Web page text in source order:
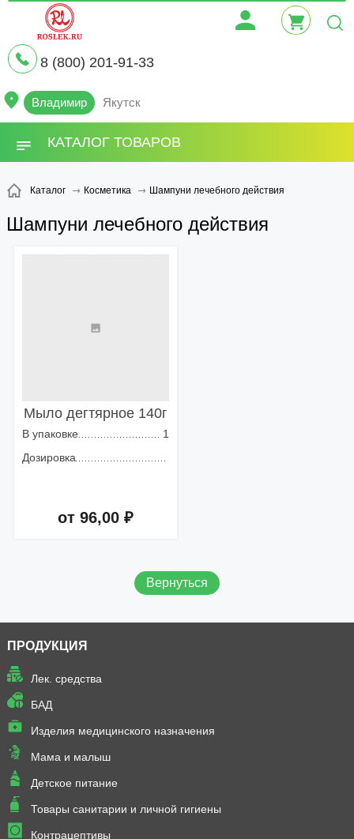
8 (800) 201-91-33
Владимир Якутск
КАТАЛОГ ТОВАРОВ
Каталог Косметика Шампуни лечебного действия
Шампуни лечебного действия
Мыло дегтярное 140г
В упаковке
1
Дозировка
от 96,00 ₽
Вернуться
ПРОДУКЦИЯ
Лек. средства
БАД
Изделия медицинского назначения
Мама и малыш
Детское питание
Товары санитарии и личной гигиены
Контрацептивы